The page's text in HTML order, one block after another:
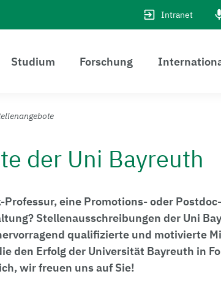
Intranet
Studium Forschung
der Uni Bayreuth
Professur, eine Promotions- oder
Stellenausschreibungen der Uni
qualifizierte und motivierte
den Er­folg der Universität Bayreuth in
wir freuen uns auf Sie!